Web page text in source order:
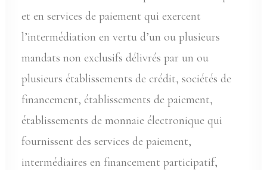
et en services de paiement qui exercent
l’intermédiation en vertu d’un ou plusieurs
mandats non exclusifs délivrés par un ou
plusieurs établissements de crédit, sociétés de
financement, établissements de paiement,
établissements de monnaie électronique qui
fournissent des services de paiement,
intermédiaires en financement participatif,